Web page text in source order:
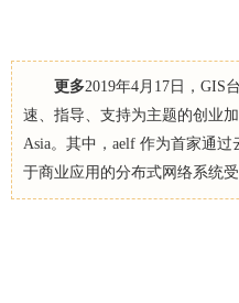
更多2019年4月17日，GIS
速、指导、支持为主题的创业加
Asia。其中，aelf 作为首家通
于商业应用的分布式网络系统